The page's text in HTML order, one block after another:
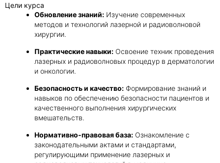
Цели курса
Обновление знаний: Изучение современных
методов и технологий лазерной и радиоволновой
хирургии.
Практические навыки: Освоение техник проведения
лазерных и радиоволновых процедур в дерматологии
и онкологии.
Безопасность и качество: Формирование знаний и
навыков по обеспечению безопасности пациентов и
качественного выполнения хирургических
вмешательств.
Нормативно-правовая база: Ознакомление с
законодательными актами и стандартами,
регулирующими применение лазерных и